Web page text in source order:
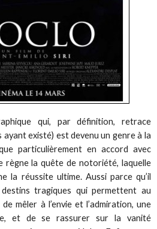
qui, par définition, retrace
ayant existé) est devenu un genre à la
particulièrement en accord avec
règne la quête de notoriété, laquelle
la réussite ultime. Aussi parce qu’il
tragiques qui permettent au
mêler à l’envie et l’admiration, une
et de se rassurer sur la vanité